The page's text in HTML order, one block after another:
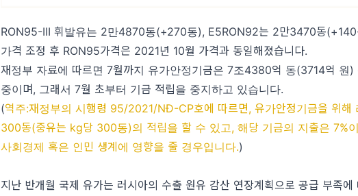
RON95-III 휘발유는 2만4870동(+270동), E5RON92는 2만3470동(+140
가격 조정 후 RON95가격은 2021년 10월 가격과 동일해졌습니다.
재정부 자료에 따르면 7월까지 유가안정기금은 7조4380억 동(3714억 원)
중이며, 그래서 7월 초부터 기금 적립을 중지하고 있습니다.
(역주:재정부의 시행령 95/2021/NĐ-CP호에 따르면, 유가안정기금을 위해
300동(중유는 kg당 300동)의 적립을 할 수 있고, 해당 기금의 지출은 7%
사회경제 혹은 인민 생계에 영향을 줄 경우입니다.)
지난 반개월 국제 유가는 러시아의 수출 원유 감산 연장계획으로 공급 부족에